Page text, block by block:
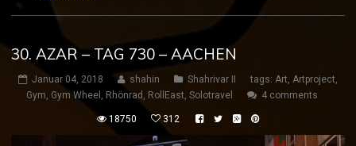
30. AZAR – TAG 730 – AACHEN
Januar 04, 2018 shahin Shahrivar II tags: Art, Artproject,
Gym, Gym Wheel , Rhönrad , RollEast, Solotravel 4 comments
18750 312